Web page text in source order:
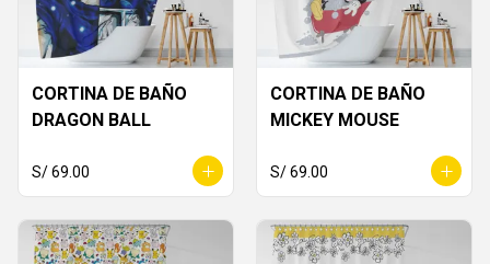
CORTINA DE BAÑO
DRAGON BALL
S/ 69.00
CORTINA DE BAÑO
MICKEY MOUSE
S/ 69.00